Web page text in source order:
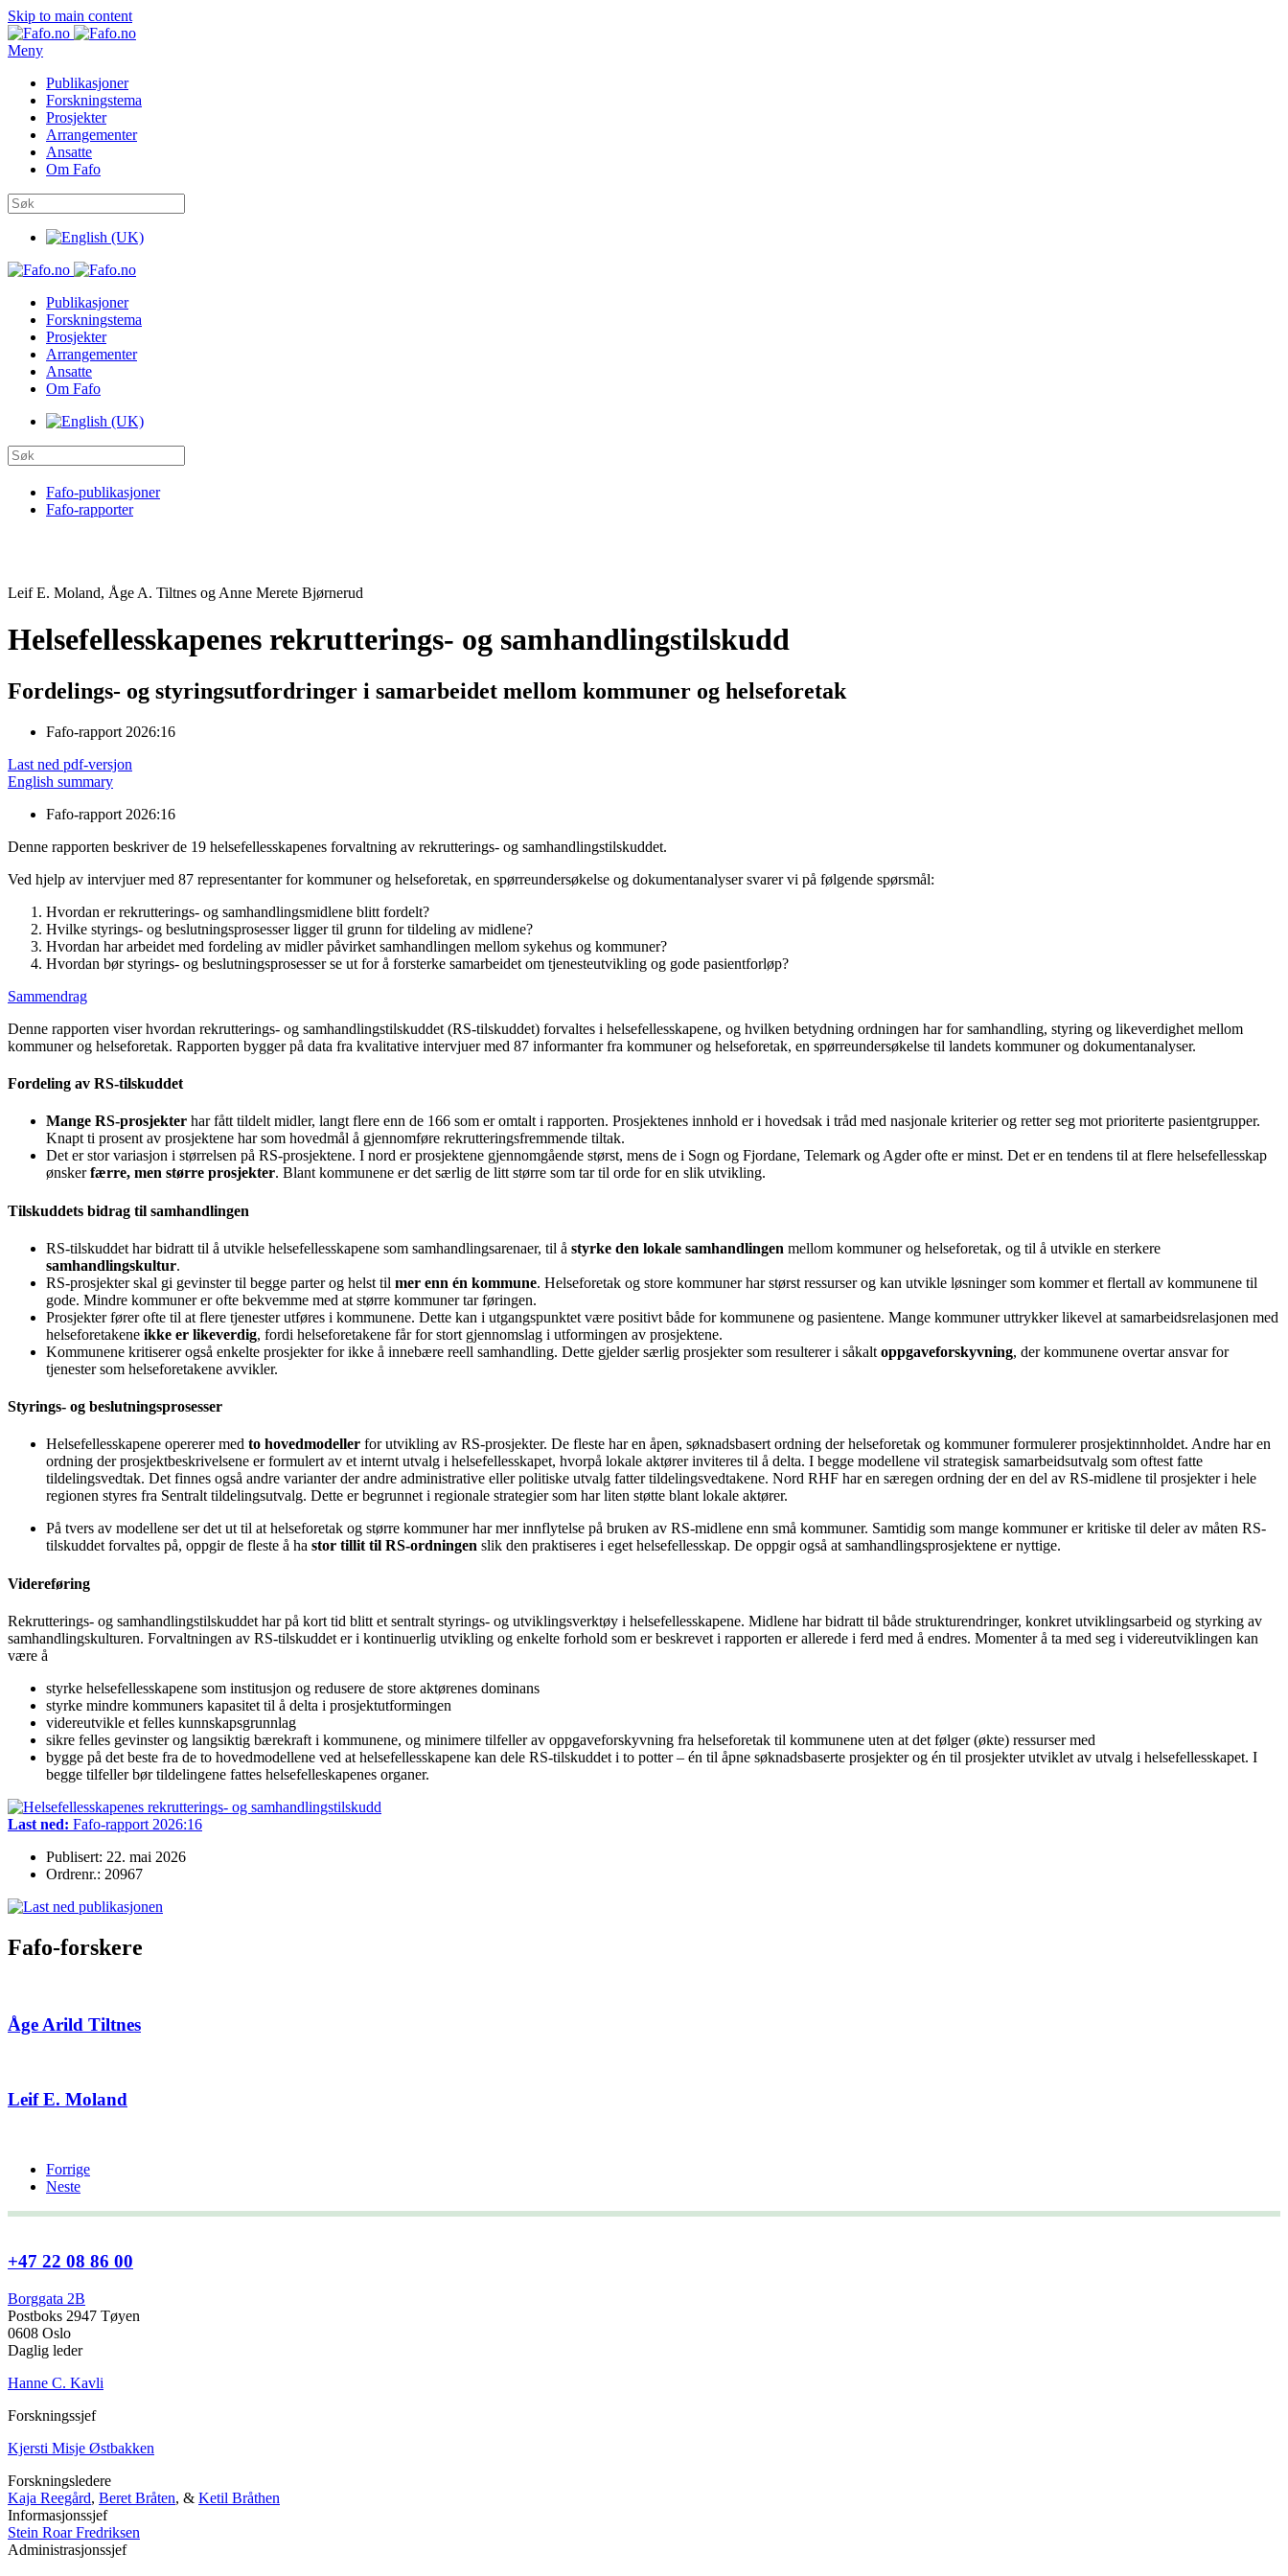
Skip to main content
Meny
Publikasjoner
Forskningstema
Prosjekter
Arrangementer
Ansatte
Om Fafo
Publikasjoner
Forskningstema
Prosjekter
Arrangementer
Ansatte
Om Fafo
Fafo-publikasjoner
Fafo-rapporter
Leif E. Moland, Åge A. Tiltnes og Anne Merete Bjørnerud
Helsefellesskapenes rekrutterings- og samhandlingstilskudd
Fordelings- og styringsutfordringer i samarbeidet mellom kommuner og helseforetak
Fafo-rapport 2026:16
Last ned pdf-versjon
English summary
Fafo-rapport 2026:16
Denne rapporten beskriver de 19 helsefellesskapenes forvaltning av rekrutterings- og samhandlingstilskuddet.
Ved hjelp av intervjuer med 87 representanter for kommuner og helseforetak, en spørreundersøkelse og dokumentanalyser svarer vi på følgende spørsmål:
Hvordan er rekrutterings- og samhandlingsmidlene blitt fordelt?
Hvilke styrings- og beslutningsprosesser ligger til grunn for tildeling av midlene?
Hvordan har arbeidet med fordeling av midler påvirket samhandlingen mellom sykehus og kommuner?
Hvordan bør styrings- og beslutningsprosesser se ut for å forsterke samarbeidet om tjenesteutvikling og gode pasientforløp?
Sammendrag
Denne rapporten viser hvordan rekrutterings- og samhandlingstilskuddet (RS-tilskuddet) forvaltes i helsefellesskapene, og hvilken betydning ordningen har for samhandling, styring og likeverdighet mellom
kommuner og helseforetak. Rapporten bygger på data fra kvalitative intervjuer med 87 informanter fra kommuner og helseforetak, en spørreundersøkelse til landets kommuner og dokumentanalyser.
Fordeling av RS-tilskuddet
Mange RS-prosjekter har fått tildelt midler, langt flere enn de 166 som er omtalt i rapporten. Prosjektenes innhold er i hovedsak i tråd med nasjonale kriterier og retter seg mot prioriterte pasientgrupper.
Knapt ti prosent av prosjektene har som hovedmål å gjennomføre rekrutteringsfremmende tiltak.
Det er stor variasjon i størrelsen på RS-prosjektene. I nord er prosjektene gjennomgående størst, mens de i Sogn og Fjordane, Telemark og Agder ofte er minst. Det er en tendens til at flere helsefellesskap
ønskerfærre, men større prosjekter. Blant kommunene er det særlig de litt større som tar til orde for en slik utvikling.
Tilskuddets bidrag til samhandlingen
RS-tilskuddet har bidratt til å utvikle helsefellesskapene som samhandlingsarenaer, til å styrke den lokale samhandlingen mellom kommuner og helseforetak, og til å utvikle en sterkere
samhandlingskultur.
RS-prosjekter skal gi gevinster til begge parter og helst til mer enn én kommune. Helseforetak og store kommuner har størst ressurser og kan utvikle løsninger som kommer et flertall av kommunene til
gode. Mindre kommuner er ofte bekvemme med at større kommuner tar føringen.
Prosjekter fører ofte til at flere tjenester utføres i kommunene. Dette kan i utgangspunktet være positivt både for kommunene og pasientene. Mange kommuner uttrykker likevel at samarbeidsrelasjonen med
helseforetakene ikke er likeverdig, fordi helseforetakene får for stort gjennomslag i utformingen av prosjektene.
Kommunene kritiserer også enkelte prosjekter for ikke å innebære reell samhandling. Dette gjelder særlig prosjekter som resulterer i såkalt oppgaveforskyvning, der kommunene overtar ansvar for
tjenester som helseforetakene avvikler.
Styrings- og beslutningsprosesser
Helsefellesskapene opererer med to hovedmodeller for utvikling av RS-prosjekter. De fleste har en åpen, søknadsbasert ordning der helseforetak og kommuner formulerer prosjektinnholdet. Andre har en
ordning der prosjektbeskrivelsene er formulert av et internt utvalg i helsefellesskapet, hvorpå lokale aktører inviteres til å delta. I begge modellene vil strategisk samarbeidsutvalg som oftest fatte
tildelingsvedtak. Det finnes også andre varianter der andre administrative eller politiske utvalg fatter tildelingsvedtakene. Nord RHF har en særegen ordning der en del av RS-midlene til prosjekter i hele
regionen styres fra Sentralt tildelingsutvalg. Dette er begrunnet i regionale strategier som har liten støtte blant lokale aktører.
På tvers av modellene ser det ut til at helseforetak og større kommuner har mer innflytelse på bruken av RS-midlene enn små kommuner. Samtidig som mange kommuner er kritiske til deler av måten RS-
tilskuddet forvaltes på, oppgir de fleste å ha stor tillit til RS-ordningen slik den praktiseres i eget helsefellesskap. De oppgir også at samhandlingsprosjektene er nyttige.
Videreføring
Rekrutterings- og samhandlingstilskuddet har på kort tid blitt et sentralt styrings- og utviklingsverktøy i helsefellesskapene. Midlene har bidratt til både strukturendringer, konkret utviklingsarbeid og styrking av
samhandlingskulturen. Forvaltningen av RS-tilskuddet er i kontinuerlig utvikling og enkelte forhold som er beskrevet i rapporten er allerede i ferd med å endres. Momenter å ta med seg i videreutviklingen kan
være å
styrke helsefellesskapene som institusjon og redusere de store aktørenes dominans
styrke mindre kommuners kapasitet til å delta i prosjektutformingen
videreutvikle et felles kunnskapsgrunnlag
sikre felles gevinster og langsiktig bærekraft i kommunene, og minimere tilfeller av oppgaveforskyvning fra helseforetak til kommunene uten at det følger (økte) ressurser med
bygge på det beste fra de to hovedmodellene ved at helsefellesskapene kan dele RS-tilskuddet i to potter – én til åpne søknadsbaserte prosjekter og én til prosjekter utviklet av utvalg i helsefellesskapet. I
begge tilfeller bør tildelingene fattes helsefelleskapenes organer.
Last ned: Fafo-rapport 2026:16
Publisert: 22. mai 2026
Ordrenr.: 20967
Fafo-forskere
Åge Arild Tiltnes
Leif E. Moland
Forrige
Neste
+47 22 08 86 00
Borggata 2B
Postboks 2947 Tøyen
0608 Oslo
Daglig leder
Hanne C. Kavli
Forskningssjef
Kjersti Misje Østbakken
Forskningsledere
Kaja Reegård, Beret Bråten, & Ketil Bråthen
Informasjonssjef
Stein Roar Fredriksen
Administrasjonssjef